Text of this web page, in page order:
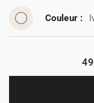
Couleur :